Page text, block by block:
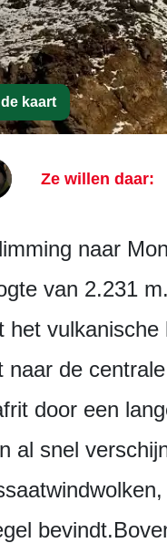
kaart
Ze willen daar:
naar
van 2.231
het
naar de
door een
al snel